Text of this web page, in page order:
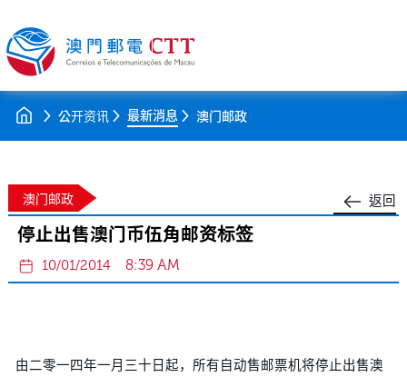
公开资讯 最新消息 澳门邮政
返回
澳门邮政
停止出售澳门币伍角邮资标签
10/01/2014 8:39 AM
由二零一四年一月三十日起，所有自动售邮票机将停止出售澳